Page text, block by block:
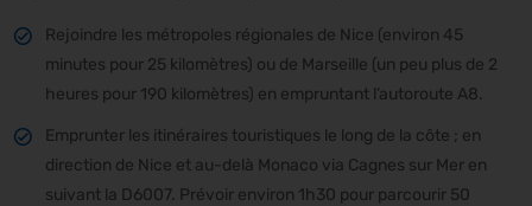
Rejoindre les métropoles régionales de Nice (environ 45
minutes pour 25 kilomètres) ou de Marseille (un peu plus de 2
heures pour 190 kilomètres) en empruntant l’autoroute A8.
Emprunter les itinéraires touristiques le long de la côte ; en
direction de Nice et au-delà Monaco via Cagnes sur Mer en
suivant la D6007. Prévoir environ 1h30 pour parcourir 50